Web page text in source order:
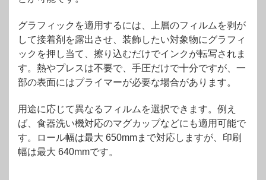
グラフィックを適用するには、上層のフィルムを剥が
して接着剤を露出させ、装飾したい対象物にグラフィ
ックを押し当て、擦り込むだけでインクが転写されま
す。熱やプレスは不要で、手圧だけで十分ですが、一
部の表面にはプライマーが必要な場合があります。
用途に応じて異なるフィルムを選択できます。例え
ば、食器洗い機対応のマグカップなどにも適用可能で
す。ロール幅は最大 650mmまで対応しますが、印刷
幅は最大 640mmです。